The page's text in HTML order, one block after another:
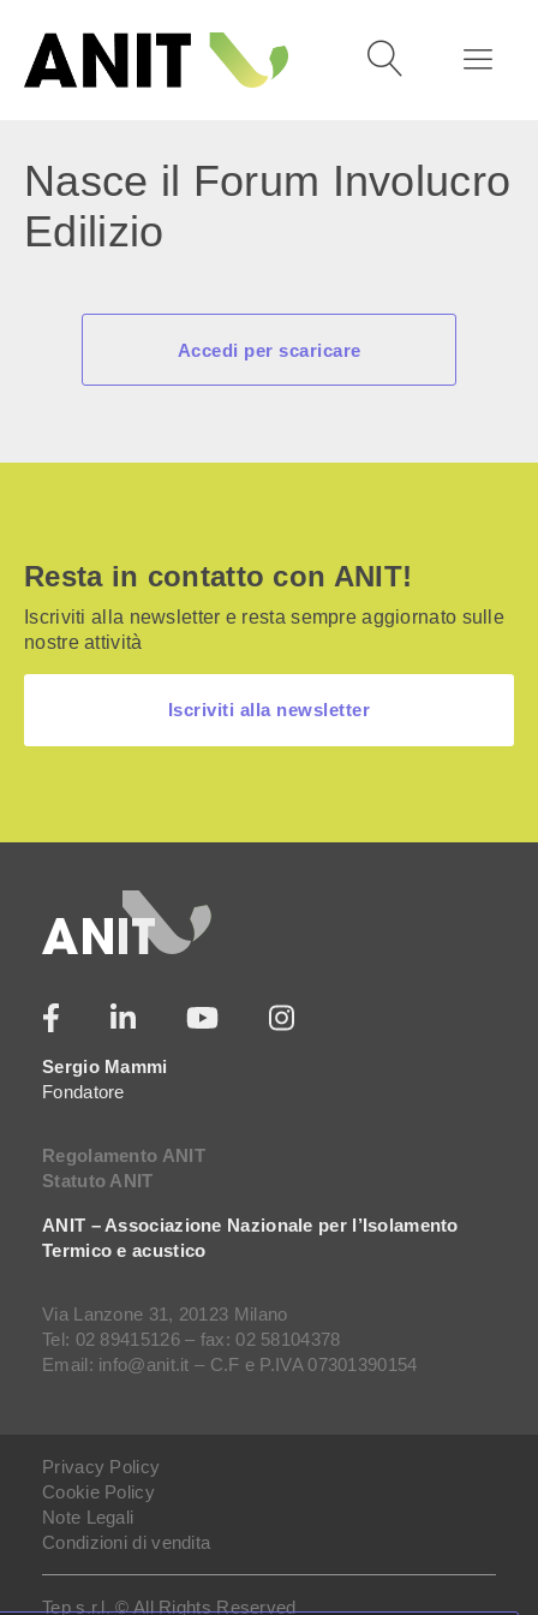
Nasce il Forum Involucro
Edilizio
Accedi per scaricare
Resta in contatto con ANIT!
Iscriviti alla newsletter e resta sempre aggiornato sulle
nostre attività
Iscriviti alla newsletter
Sergio Mammi
Fondatore
Regolamento ANIT
Statuto ANIT
ANIT – Associazione Nazionale per l’Isolamento
Termico e acustico
Via Lanzone 31, 20123 Milano
Tel: 02 89415126 – fax: 02 58104378
Email: info@anit.it – C.F e P.IVA 07301390154
Tep s.r.l. © All Rights Reserved
Privacy Policy
Cookie Policy
Note Legali
Condizioni di vendita